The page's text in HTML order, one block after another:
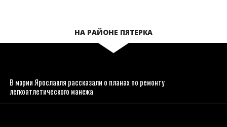
НА РАЙОНЕ ПЯТЕРКА
В мэрии Ярославля рассказали о планах по ремонту
легкоатлетического манежа